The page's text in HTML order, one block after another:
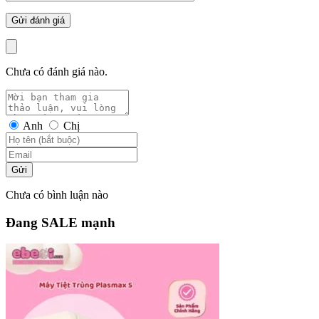
Chưa có đánh giá nào.
Anh Chị
Gửi
Chưa có bình luận nào
Đang SALE mạnh